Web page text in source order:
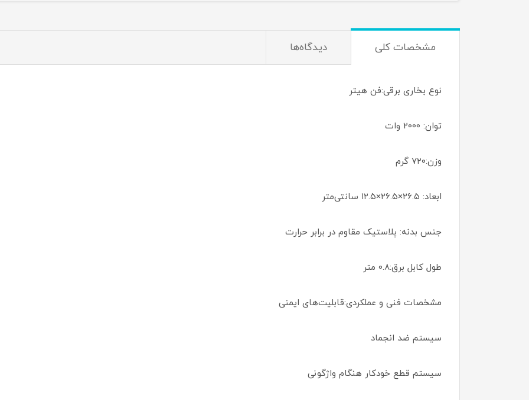
مشخصات کلی دیدگاه‌ها
نوع بخاری برقی:فن هیتر
توان: 2000 وات
وزن:۷۲۰ گرم
ابعاد: ۲۶.۵×۲۶.۵×۱۲.۵ سانتی‌متر
جنس بدنه: پلاستیک مقاوم در برابر حرارت
طول کابل برق:۰.۸ متر
مشخصات فنی و عملکردی:قابلیت‌های ایمنی
سیستم ضد انجماد
سیستم قطع خودکار هنگام واژگونی